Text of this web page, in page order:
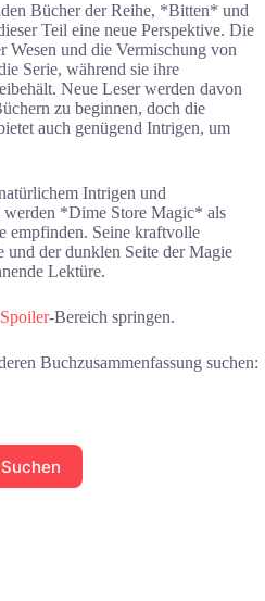
Bücher der Reihe, *Bitten* und
Teil eine neue Perspektive. Die
Wesen und die Vermischung von
Serie, während sie ihre
Neue Leser werden davon
zu beginnen, doch die
auch genügend Intrigen, um
Intrigen und
werden *Dime Store Magic* als
empfinden. Seine kraftvolle
der dunklen Seite der Magie
Lektüre.
Spoiler-Bereich springen.
Buchzusammenfassung suchen:
Suchen